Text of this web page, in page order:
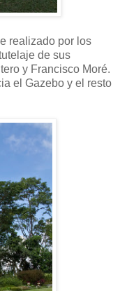
realizado por los
de sus
y Francisco Moré.
el Gazebo y el resto